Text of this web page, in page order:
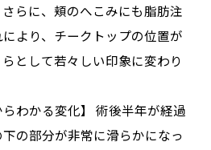
さらに、頬のへこみにも脂肪注
より、チークトップの位置が
として若々しい印象に変わり
わかる変化】
術後半年が経過
下の部分が非常に滑らかになっ